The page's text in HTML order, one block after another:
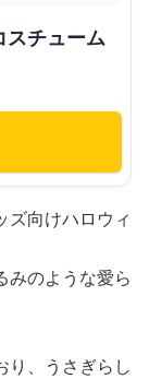
スチューム
ズ向けハロウィ
みのような愛ら
り、うさぎらし